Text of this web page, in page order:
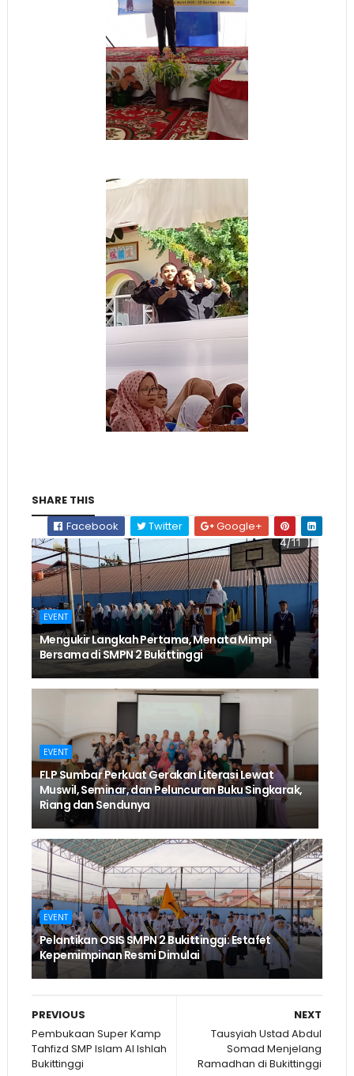
SHARE THIS
Facebook
Twitter Google+
EVENT
Mengukir Langkah Pertama, Menata Mimpi
Bersama di SMPN 2 Bukittinggi
EVENT
FLP Sumbar Perkuat Gerakan Literasi Lewat
Muswil, Seminar, dan Peluncuran Buku Singkarak,
Riang dan Sendunya
EVENT
Pelantikan OSIS SMPN 2 Bukittinggi: Estafet
Kepemimpinan Resmi Dimulai
NEXT
Tausyiah Ustad Abdul
Somad Menjelang
Ramadhan di Bukittinggi
PREVIOUS
Pembukaan Super Kamp
Tahfizd SMP Islam Al Ishlah
Bukittinggi